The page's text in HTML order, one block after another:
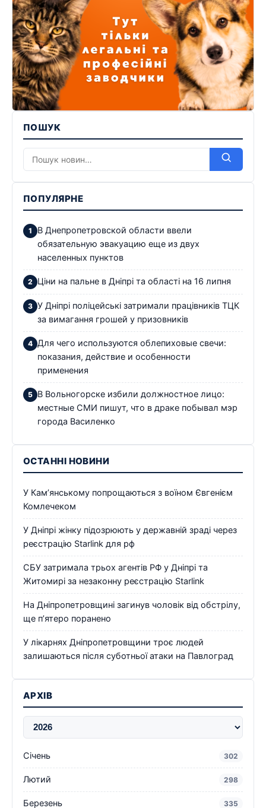
ПОШУК
ПОПУЛЯРНЕ
В Днепропетровской области ввели
обязательную эвакуацию еще из двух
населенных пунктов
Ціни на пальне в Дніпрі та області на 16 липня
У Дніпрі поліцейські затримали працівників ТЦК
за вимагання грошей у призовників
Для чего используются облепиховые свечи:
показания, действие и особенности
применения
В Вольногорске избили должностное лицо:
местные СМИ пишут, что в драке побывал мэр
города Василенко
ОСТАННІ НОВИНИ
У Кам’янському попрощаються з воїном Євгенієм
Комлечеком
У Дніпрі жінку підозрюють у державній зраді через
реєстрацію Starlink для рф
СБУ затримала трьох агентів РФ у Дніпрі та
Житомирі за незаконну реєстрацію Starlink
На Дніпропетровщині загинув чоловік від обстрілу,
ще п’ятеро поранено
У лікарнях Дніпропетровщини троє людей
залишаються після суботньої атаки на Павлоград
АРХІВ
Січень 302
Лютий 298
Березень 335